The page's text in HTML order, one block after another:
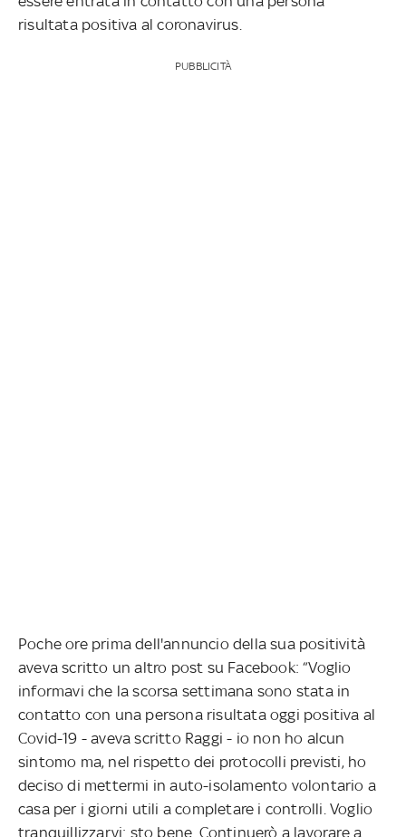
risultata positiva al coronavirus.
PUBBLICITÀ
Poche ore prima dell'annuncio della sua positività
aveva scritto un altro post su Facebook: “Voglio
informavi che la scorsa settimana sono stata in
contatto con una persona risultata oggi positiva al
Covid-19 - aveva scritto Raggi - io non ho alcun
sintomo ma, nel rispetto dei protocolli previsti, ho
deciso di mettermi in auto-isolamento volontario a
casa per i giorni utili a completare i controlli. Voglio
tranquillizzarvi: sto bene. Continuerò a lavorare a